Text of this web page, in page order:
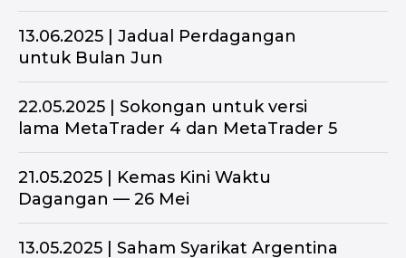
13.06.2025 | Jadual Perdagangan
untuk Bulan Jun
22.05.2025 | Sokongan untuk versi
lama MetaTrader 4 dan MetaTrader 5
21.05.2025 | Kemas Kini Waktu
Dagangan — 26 Mei
13.05.2025 | Saham Syarikat Argentina